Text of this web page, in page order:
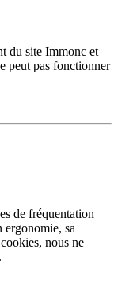
du site Immonc et
peut pas fonctionner
de fréquentation
ergonomie, sa
nous ne